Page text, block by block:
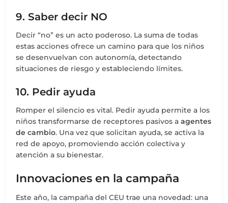
9. Saber decir NO
Decir “no” es un acto poderoso. La suma de todas
estas acciones ofrece un camino para que los niños
se desenvuelvan con autonomía, detectando
situaciones de riesgo y estableciendo límites.
10. Pedir ayuda
Romper el silencio es vital. Pedir ayuda permite a los
niños transformarse de receptores pasivos aagentes
de cambio. Una vez que solicitan ayuda, se activa la
red de apoyo, promoviendo acción colectiva y
atención a su bienestar.
Innovaciones en la campaña
Este año, la campaña del CEU trae una novedad: una